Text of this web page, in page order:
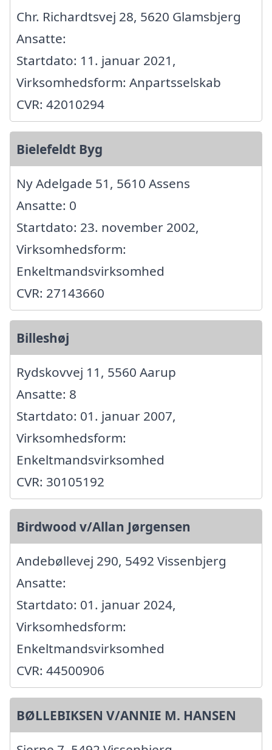
Chr. Richardtsvej 28, 5620 Glamsbjerg
Ansatte:
Startdato: 11. januar 2021,
Virksomhedsform: Anpartsselskab
CVR: 42010294
Bielefeldt Byg
Ny Adelgade 51, 5610 Assens
Ansatte: 0
Startdato: 23. november 2002,
Virksomhedsform:
Enkeltmandsvirksomhed
CVR: 27143660
Billeshøj
Rydskovvej 11, 5560 Aarup
Ansatte: 8
Startdato: 01. januar 2007,
Virksomhedsform:
Enkeltmandsvirksomhed
CVR: 30105192
Birdwood v/Allan Jørgensen
Andebøllevej 290, 5492 Vissenbjerg
Ansatte:
Startdato: 01. januar 2024,
Virksomhedsform:
Enkeltmandsvirksomhed
CVR: 44500906
BØLLEBIKSEN V/ANNIE M. HANSEN